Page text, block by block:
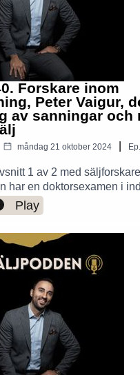
Forskare inom
Peter Vaigur,
av sanningar och
måndag 21 oktober 2024 Ep.
1 av 2 med
har en doktorsexamen i
management. Han har
rådgivit om sälj &
skapar en unik
ta del utav!Med hjälp av
hål på myter om hur
framgångsrika
är: “Att kombinera
för högre försäljning”
Play